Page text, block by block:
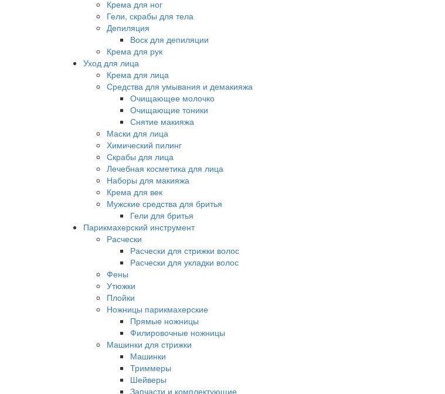
Крема для ног
Гели, скрабы для тела
Депиляция
Воск для депиляции
Крема для рук
Уход для лица
Крема для лица
Средства для умывания и демакияжа
Очищающее молочко
Очищающие тоники
Снятие макияжа
Маски для лица
Химический пилинг
Скрабы для лица
Лечебная косметика для лица
Наборы для макияжа
Крема для век
Мужские средства для бритья
Гели для бритья
Парикмахерский инструмент
Расчески
Расчески для стрижки волос
Расчески для укладки волос
Фены
Утюжки
Плойки
Ножницы парикмахерские
Прямые ножницы
Филировочные ножницы
Машинки для стрижки
Машинки
Триммеры
Шейверы
Запчасти и комплектующие